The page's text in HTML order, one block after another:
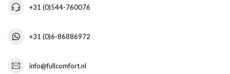
+31 (0)544-760076
+31 (0)6-86886972
info@fullcomfort.nl